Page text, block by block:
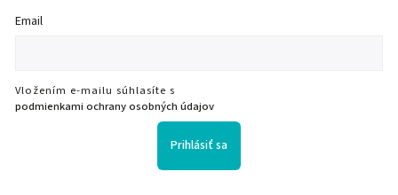
Email
Vložením e-mailu súhlasíte s
podmienkami ochrany osobných údajov
Prihlásiť sa